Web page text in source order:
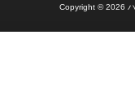
Copyright © 2026